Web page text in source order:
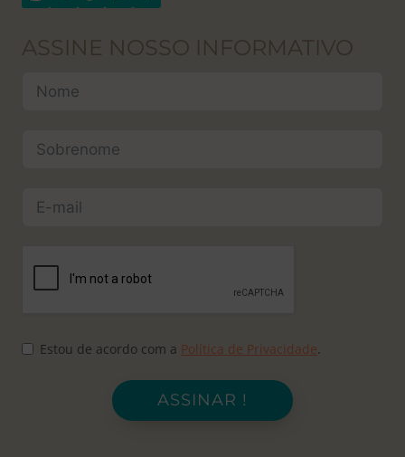
ASSINE NOSSO INFORMATIVO
Estou de acordo com a Política de Privacidade.
ASSINAR !